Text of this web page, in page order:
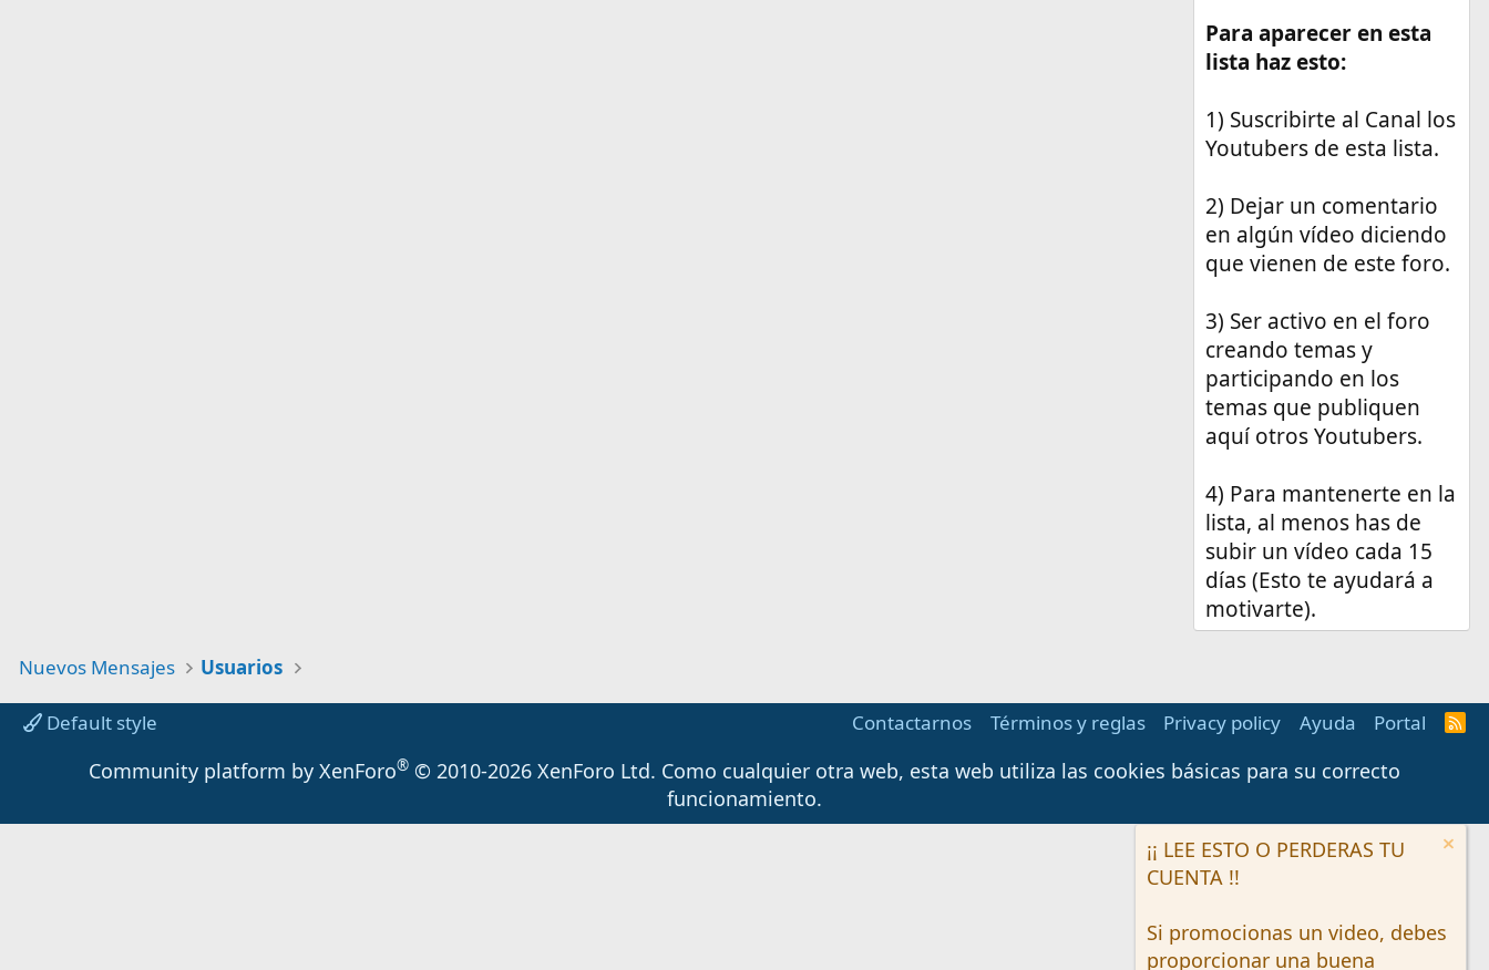
Para aparecer en esta
lista haz esto:
1) Suscribirte al Canal los
Youtubers de esta lista.
2) Dejar un comentario
en algún vídeo diciendo
que vienen de este foro.
3) Ser activo en el foro
creando temas y
participando en los
temas que publiquen
aquí otros Youtubers.
4) Para mantenerte en la
lista, al menos has de
subir un vídeo cada 15
días (Esto te ayudará a
motivarte).
Nuevos Mensajes Usuarios
Default style Contactarnos Términos y reglas Privacy policy Ayuda Portal
R
Community platform by XenForo® © 2010-2026 XenForo Ltd. Como cualquier otra web, esta web utiliza las cookies básicas para su correcto
funcionamiento.
¡¡ LEE ESTO O PERDERAS TU
CUENTA !!
Si promocionas un video, debes
proporcionar una buena